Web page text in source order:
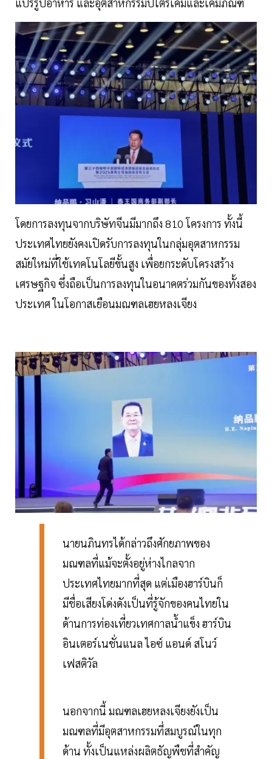
แปรรูปอาหาร และอุตสาหกรรมปิโตรเคมีและเคมีภัณฑ์
โดยการลงทุนจากบริษัทจีนมีมากถึง 810 โครงการ ทั้งนี้
ประเทศไทยยังคงเปิดรับการลงทุนในกลุ่มอุตสาหกรรม
สมัยใหม่ที่ใช้เทคโนโลยีขั้นสูง เพื่อยกระดับโครงสร้าง
เศรษฐกิจ ซึ่งถือเป็นการลงทุนในอนาคตร่วมกันของทั้งสอง
ประเทศ ในโอกาสเยือนมณฑลเฮยหลงเจียง
นายนภินทรได้กล่าวถึงศักยภาพของ
มณฑลที่แม้จะตั้งอยู่ห่างไกลจาก
ประเทศไทยมากที่สุด แต่เมืองฮาร์บินก็
มีชื่อเสียงโด่งดังเป็นที่รู้จักของคนไทยใน
ด้านการท่องเที่ยวเทศกาลน้ำแข็ง ฮาร์บิน
อินเตอร์เนชั่นแนล ไอซ์ แอนด์ สโนว์
เฟสติวัล
นอกจากนี้ มณฑลเฮยหลงเจียงยังเป็น
มณฑลที่มีอุตสาหกรรมที่สมบูรณ์ในทุก
ด้าน ทั้งเป็นแหล่งผลิตธัญพืชที่สำคัญ